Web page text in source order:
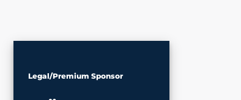
Legal/Premium Sponsor